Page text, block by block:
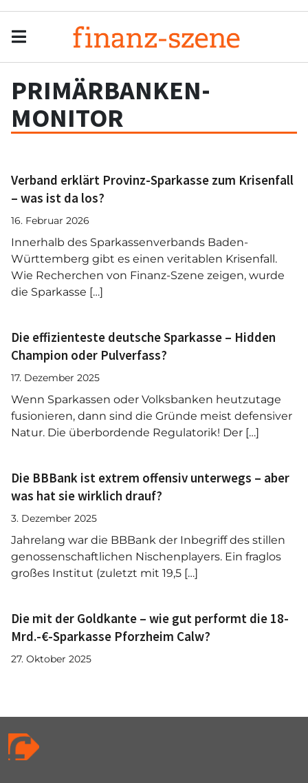
PRIMÄRBANKEN-
MONITOR
Verband erklärt Provinz-Sparkasse zum Krisenfall
– was ist da los?
16. Februar 2026
Innerhalb des Sparkassenverbands Baden-
Württemberg gibt es einen veritablen Krisenfall.
Wie Recherchen von Finanz-Szene zeigen, wurde
die Sparkasse […]
Die effizienteste deutsche Sparkasse – Hidden
Champion oder Pulverfass?
17. Dezember 2025
Wenn Sparkassen oder Volksbanken heutzutage
fusionieren, dann sind die Gründe meist defensiver
Natur. Die überbordende Regulatorik! Der […]
Die BBBank ist extrem offensiv unterwegs – aber
was hat sie wirklich drauf?
3. Dezember 2025
Jahrelang war die BBBank der Inbegriff des stillen
genossenschaftlichen Nischenplayers. Ein fraglos
großes Institut (zuletzt mit 19,5 […]
Die mit der Goldkante – wie gut performt die 18-
Mrd.-€-Sparkasse Pforzheim Calw?
27. Oktober 2025